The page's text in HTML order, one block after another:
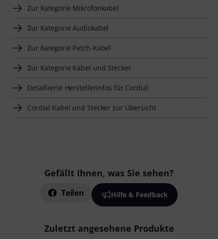
Zur Kategorie Mikrofonkabel
Zur Kategorie Audiokabel
Zur Kategorie Patch-Kabel
Zur Kategorie Kabel und Stecker
Detaillierte Herstellerinfos für Cordial
Cordial Kabel und Stecker zur Übersicht
Gefällt Ihnen, was Sie sehen?
Teilen Hilfe & Feedback
Zuletzt angesehene Produkte